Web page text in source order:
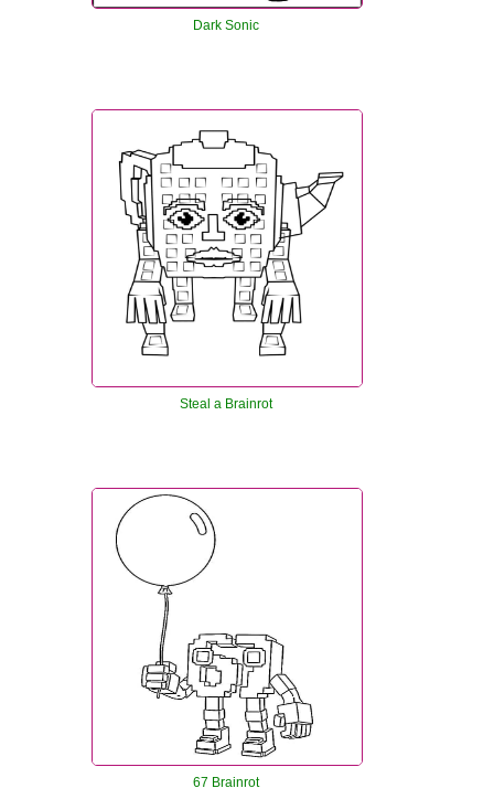
Dark Sonic
Steal a Brainrot
67 Brainrot